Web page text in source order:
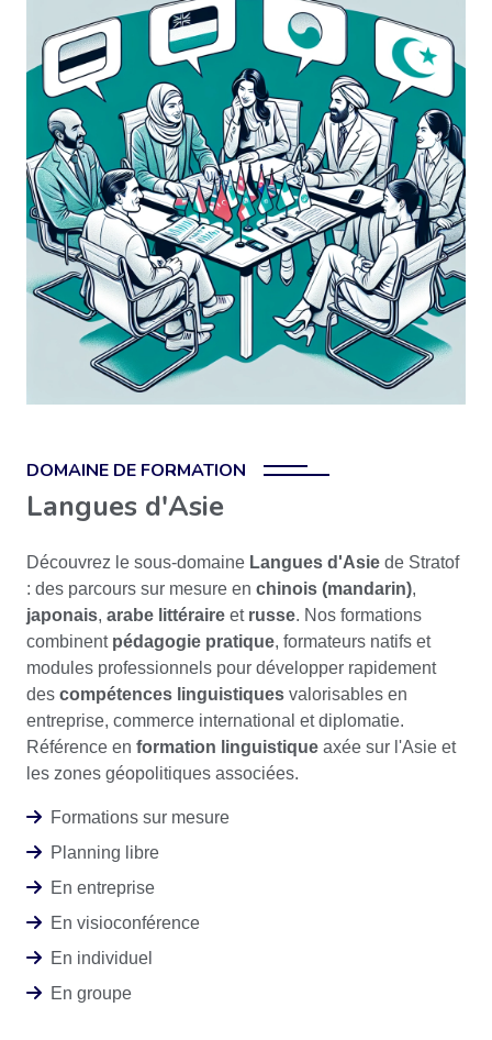
DOMAINE DE FORMATION
Langues d'Asie
Découvrez le sous-domaine Langues d'Asie de Stratof
: des parcours sur mesure en chinois (mandarin),
japonais, arabe littéraire et russe. Nos formations
combinent pédagogie pratique, formateurs natifs et
modules professionnels pour développer rapidement
des compétences linguistiques valorisables en
entreprise, commerce international et diplomatie.
Référence en formation linguistique axée sur l'Asie et
les zones géopolitiques associées.
Formations sur mesure
Planning libre
En entreprise
En visioconférence
En individuel
En groupe